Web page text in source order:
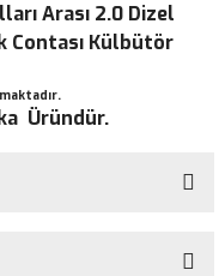
Arası 2.0 Dizel
Contası Külbütör
Üründür.